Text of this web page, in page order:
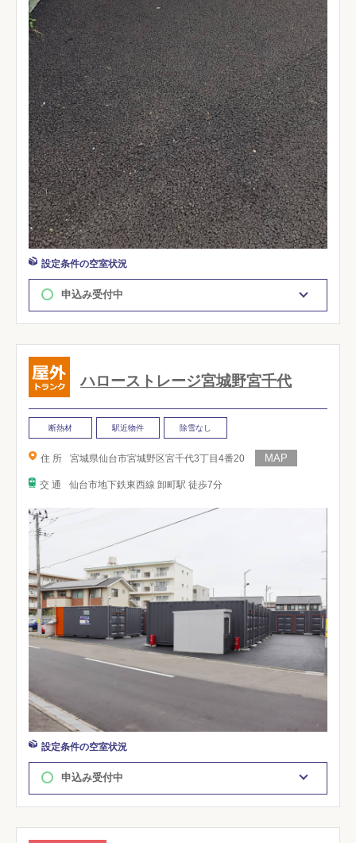
設定条件の空室状況
申込み受付中
ハローストレージ宮城野宮千代
断熱材 駅近物件 除雪なし
住 所 宮城県仙台市宮城野区宮千代3丁目4番20
交 通 仙台市地下鉄東西線 卸町駅 徒歩7分
設定条件の空室状況
申込み受付中